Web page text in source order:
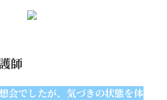
師
会でしたが、気づきの状態を体